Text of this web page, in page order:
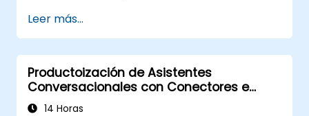
Leer más...
Productoización de Asistentes
Conversacionales con Conectores e
Integraciones de Mistral
14 Horas